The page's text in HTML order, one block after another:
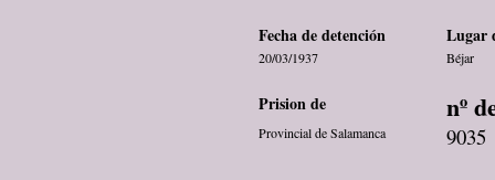
Fecha de detención Lugar
20/03/1937 Béjar
Prision de nº
Provincial de Salamanca 9035